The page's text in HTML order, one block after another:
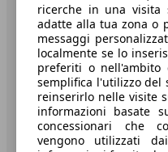
A proposito di
Stampa
Media
Condizioni generali
Informazioni
Privacy
ricerche in una visita
adatte alla tua zona o
messaggi
localmente se lo
preferiti o nell'ambito
semplifica l'utilizzo del
reinserirlo nelle visite
informazioni basate
concessionari che
vengono utilizzati